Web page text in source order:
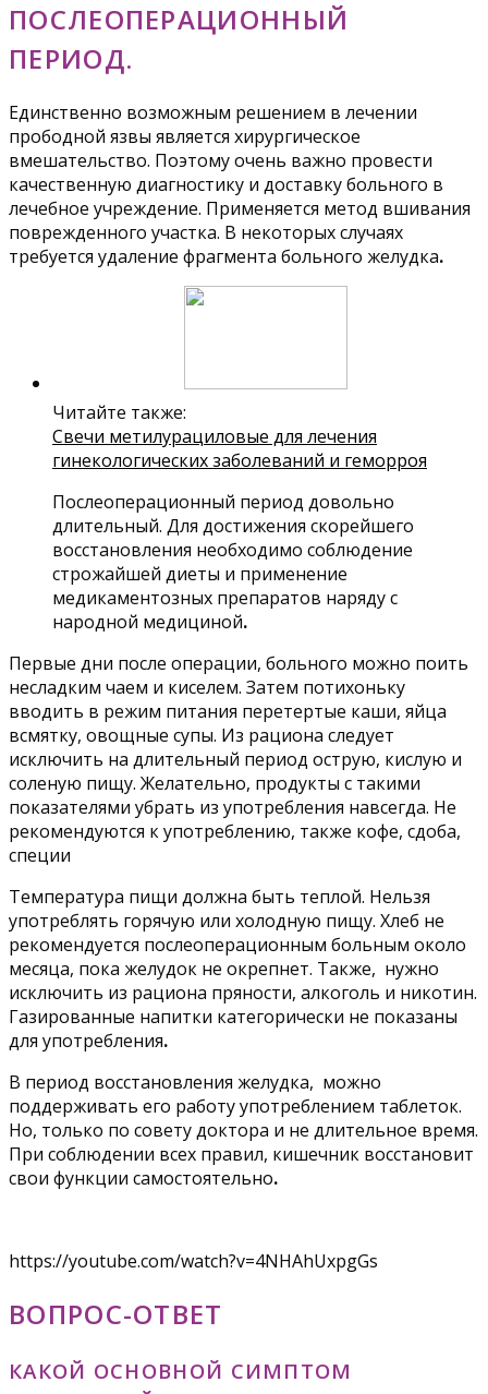
ПОСЛЕОПЕРАЦИОННЫЙ
ПЕРИОД.
Единственно возможным решением в лечении
прободной язвы является хирургическое
вмешательство. Поэтому очень важно провести
качественную диагностику и доставку больного в
лечебное учреждение. Применяется метод вшивания
поврежденного участка. В некоторых случаях
требуется удаление фрагмента больного желудка.
Читайте также:
Свечи метилурациловые для лечения
гинекологических заболеваний и геморроя
Послеоперационный период довольно
длительный. Для достижения скорейшего
восстановления необходимо соблюдение
строжайшей диеты и применение
медикаментозных препаратов наряду с
народной медициной.
Первые дни после операции, больного можно поить
несладким чаем и киселем. Затем потихоньку
вводить в режим питания перетертые каши, яйца
всмятку, овощные супы. Из рациона следует
исключить на длительный период острую, кислую и
соленую пищу. Желательно, продукты с такими
показателями убрать из употребления навсегда. Не
рекомендуются к употреблению, также кофе, сдоба,
специи
Температура пищи должна быть теплой. Нельзя
употреблять горячую или холодную пищу. Хлеб не
рекомендуется послеоперационным больным около
месяца, пока желудок не окрепнет. Также, нужно
исключить из рациона пряности, алкоголь и никотин.
Газированные напитки категорически не показаны
для употребления.
В период восстановления желудка, можно
поддерживать его работу употреблением таблеток.
Но, только по совету доктора и не длительное время.
При соблюдении всех правил, кишечник восстановит
свои функции самостоятельно.
https://youtube.com/watch?v=4NHAhUxpgGs
ВОПРОС-ОТВЕТ
КАКОЙ ОСНОВНОЙ СИМПТОМ